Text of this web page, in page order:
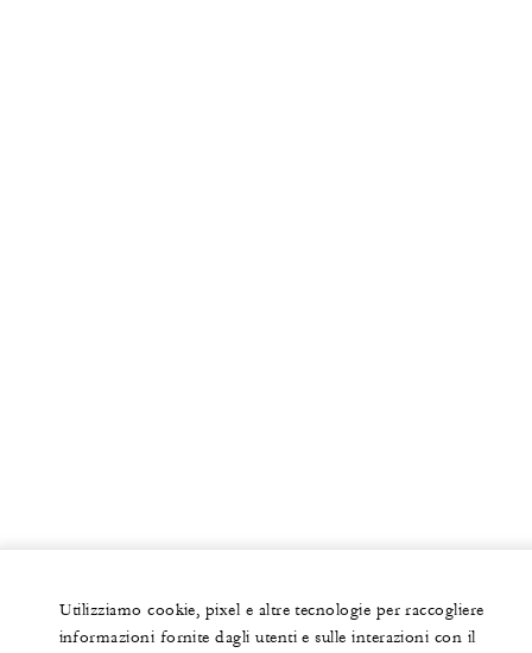
Utilizziamo cookie, pixel e altre tecnologie per raccogliere
informazioni fornite dagli utenti e sulle interazioni con il